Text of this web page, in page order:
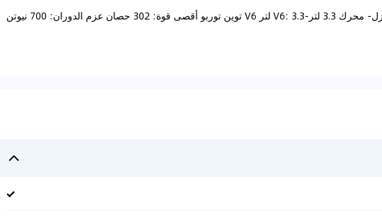
-تويوتا لاندكروزر- GX- ديزل- محرك 3.3 لتر-V6: 3.3 لتر V6 توين توربو أقصى قوة: 302 حصان عزم الدوران: 700 نيوتن
✓